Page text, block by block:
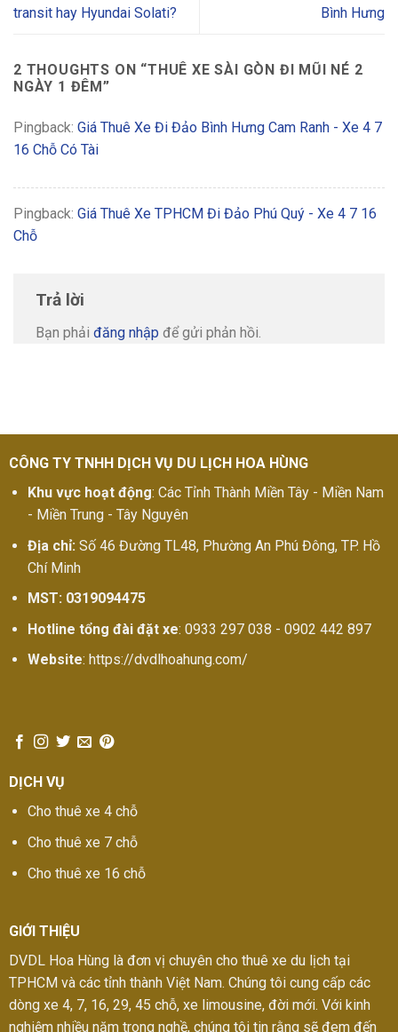
transit hay Hyundai Solati?
Bình Hưng
2 THOUGHTS ON “THUÊ XE SÀI GÒN ĐI MŨI NÉ 2
NGÀY 1 ĐÊM”
Pingback: Giá Thuê Xe Đi Đảo Bình Hưng Cam Ranh - Xe 4 7
16 Chỗ Có Tài
Pingback: Giá Thuê Xe TPHCM Đi Đảo Phú Quý - Xe 4 7 16
Chỗ
Trả lời
Bạn phải đăng nhập để gửi phản hồi.
CÔNG TY TNHH DỊCH VỤ DU LỊCH HOA HÙNG
Khu vực hoạt động: Các Tỉnh Thành Miền Tây - Miền Nam
- Miền Trung - Tây Nguyên
Địa chỉ:Số 46 Đường TL48, Phường An Phú Đông, TP. Hồ
Chí Minh
MST: 0319094475
Hotline tổng đài đặt xe: 0933 297 038 - 0902 442 897
Website: https://dvdlhoahung.com/
DỊCH VỤ
Cho thuê xe 4 chỗ
Cho thuê xe 7 chỗ
Cho thuê xe 16 chỗ
GIỚI THIỆU
DVDL Hoa Hùng là đơn vị chuyên cho thuê xe du lịch tại
TPHCM và các tỉnh thành Việt Nam. Chúng tôi cung cấp các
dòng xe 4, 7, 16, 29, 45 chỗ, xe limousine, đời mới. Với kinh
nghiệm nhiều năm trong nghề, chúng tôi tin rằng sẽ đem đến